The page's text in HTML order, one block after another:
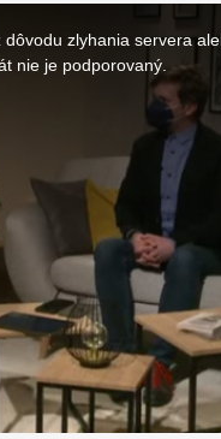
zlyhania servera
nie je podporovaný.